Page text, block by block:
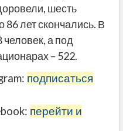
шесть
86 лет скончались. В
человек, а под
– 522.
подписаться
перейти и